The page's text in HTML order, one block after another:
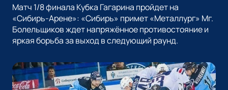
Матч 1/8 финала Кубка Гагарина пройдет на
«Сибирь-Арене»: «Сибирь» примет «Металлург» Мг.
Болельщиков ждет напряжённое противостояние и
яркая борьба за выход в следующий раунд.